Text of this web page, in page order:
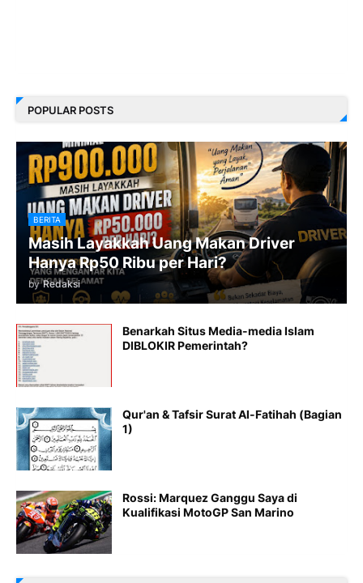
POPULAR POSTS
BERITA
Masih Layakkah Uang Makan Driver
Hanya Rp50 Ribu per Hari?
by Redaksi
Benarkah Situs Media-media Islam
DIBLOKIR Pemerintah?
Qur'an & Tafsir Surat Al-Fatihah (Bagian
1)
Rossi: Marquez Ganggu Saya di
Kualifikasi MotoGP San Marino